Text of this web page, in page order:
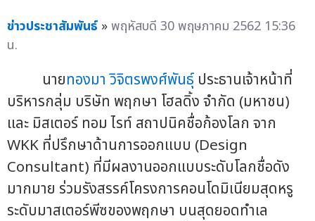
ข่าวประชาสัมพันธ์ »พฤหัสบดี 30 พฤษภาคม 2562 15:36
น.
นายทองมา วิจิตรพงศ์พันธุ์ ประธานเจ้าหน้าที่
บริหารกลุ่ม บริษัท พฤกษา โฮลดิ้ง จำกัด (มหาชน)
และ มิสเตอร์ ทอม ไรท์ สถาปนิคชื่อก้องโลก จาก
WKK ที่ปรึกษาด้านการออกแบบ (Design
Consultant) ที่มีผลงานออกแบบระดับโลกชื่อดัง
มากมาย ร่วมรังสรรค์โครงการคอนโดมิเนียมสุดหรู
ระดับมาสเตอร์พีซของพฤกษา บนสุดยอดทำเล